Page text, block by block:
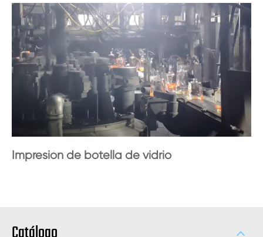
Impresión de botella de vidrio